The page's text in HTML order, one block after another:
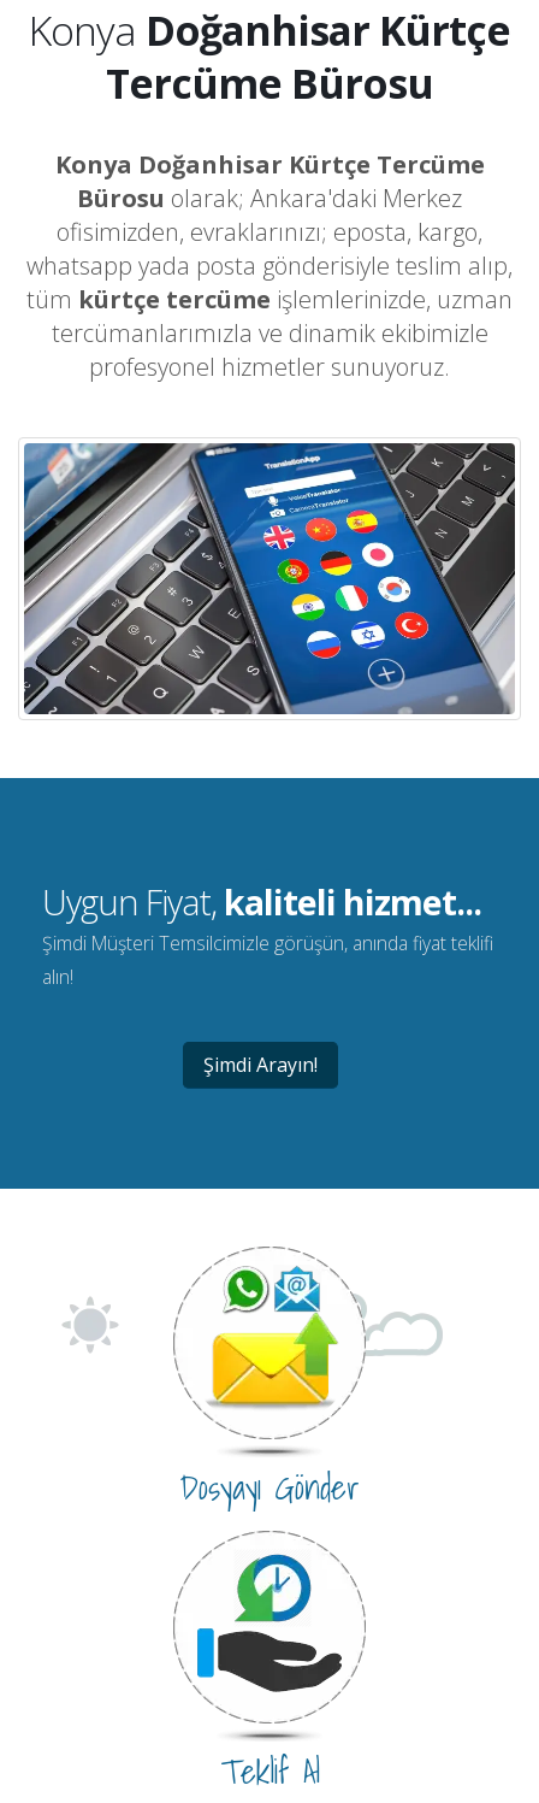
Konya Doğanhisar Kürtçe
Tercüme Bürosu
Konya Doğanhisar Kürtçe Tercüme
Bürosu olarak; Ankara'daki Merkez
ofisimizden, evraklarınızı; eposta, kargo,
whatsapp yada posta gönderisiyle teslim alıp,
tüm kürtçe tercüme işlemlerinizde, uzman
tercümanlarımızla ve dinamik ekibimizle
profesyonel hizmetler sunuyoruz.
Uygun Fiyat, kaliteli hizmet...
Şimdi Müşteri Temsilcimizle görüşün, anında fiyat teklifi
alın!
Şimdi Arayın!
Dosyayı Gönder
Teklif Al